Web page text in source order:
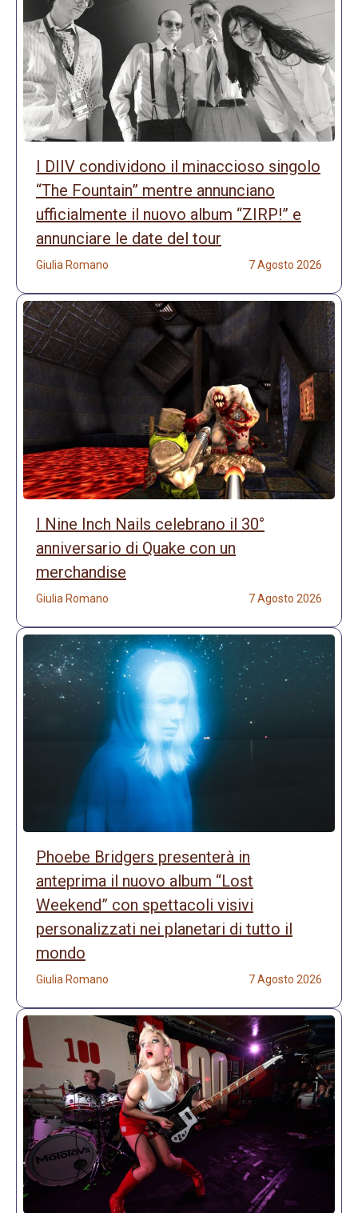
I DIIV condividono il minaccioso singolo
“The Fountain” mentre annunciano
ufficialmente il nuovo album “ZIRP!” e
annunciare le date del tour
Giulia Romano 7 Agosto 2026
I Nine Inch Nails celebrano il 30°
anniversario di Quake con un
merchandise
Giulia Romano 7 Agosto 2026
Phoebe Bridgers presenterà in
anteprima il nuovo album “Lost
Weekend” con spettacoli visivi
personalizzati nei planetari di tutto il
mondo
Giulia Romano 7 Agosto 2026